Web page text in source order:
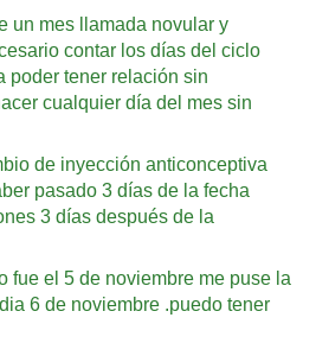
un mes llamada novular y
contar los días del ciclo
poder tener relación sin
cualquier día del mes sin
de inyección anticonceptiva
pasado 3 días de la fecha
3 días después de la
fue el 5 de noviembre me puse la
6 de noviembre .puedo tener